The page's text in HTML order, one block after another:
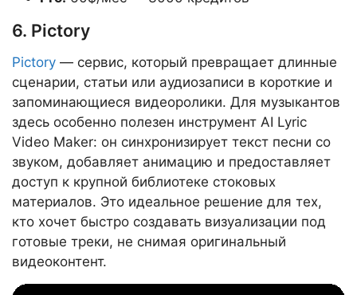
6. Pictory
Pictory — сервис, который превращает длинные
сценарии, статьи или аудиозаписи в короткие и
запоминающиеся видеоролики. Для музыкантов
здесь особенно полезен инструмент AI Lyric
Video Maker: он синхронизирует текст песни со
звуком, добавляет анимацию и предоставляет
доступ к крупной библиотеке стоковых
материалов. Это идеальное решение для тех,
кто хочет быстро создавать визуализации под
готовые треки, не снимая оригинальный
видеоконтент.